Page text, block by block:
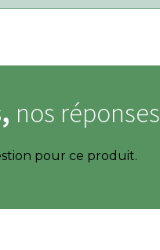
nos réponses
pour ce produit.